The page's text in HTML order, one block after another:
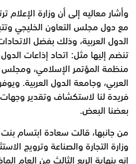
وأشار معاليه إلى أن وزارة الإعلام
مع دول مجلس التعاون الخليجي
الدول العربية، وذلك بفضل
تنضم إليها مثل: اتحاد إذاعات
منظمة المؤتمر الإسلامي، ومجلس
العربي، وجامعة الدول العربية.
فريدة لنا لاستكشاف وتقدير
بعضنا البعض.
من جانبها، قالت سعادة ابتسام
وزارة التجارة والصناعة وترويج